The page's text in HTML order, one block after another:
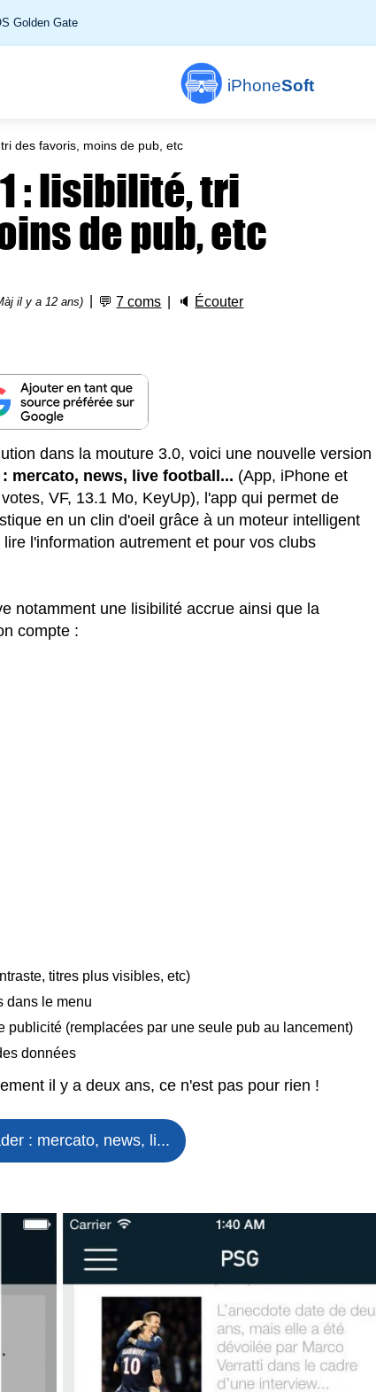
Golden Gate
iPhoneSoft
des favoris, moins de pub, etc
: lisibilité, tri
de pub, etc
il y a 12 ans) 💬7 coms 🔈 Écouter
dans la mouture 3.0, voici une nouvelle version
mercato, news, live football... (App, iPhone et
VF, 13.1 Mo, KeyUp), l'app qui permet de
en un clin d'oeil grâce à un moteur intelligent
l'information autrement et pour vos clubs
notamment une lisibilité accrue ainsi que la
compte :
titres plus visibles, etc)
dans le menu
publicité (remplacées par une seule pub au lancement)
données
il y a deux ans, ce n'est pas pour rien !
: mercato, news, li...